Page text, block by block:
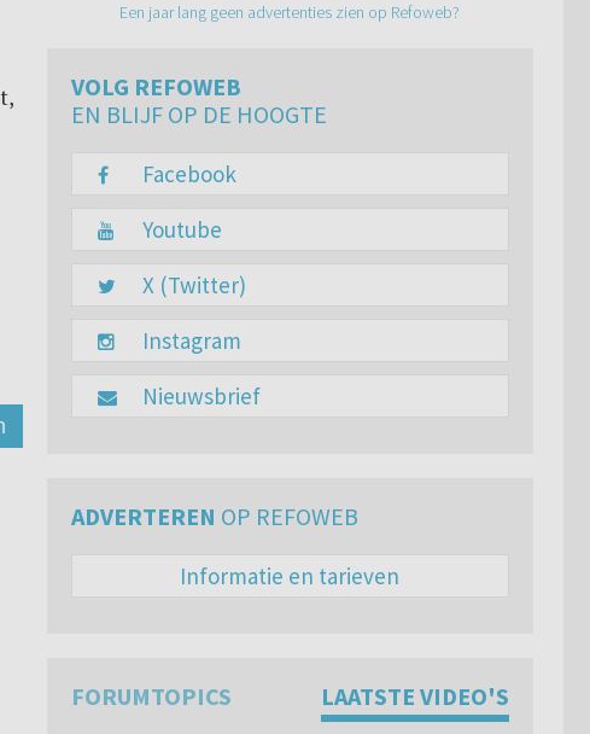
Een jaar lang geen advertenties zien op Refoweb?
VOLG REFOWEB
EN BLIJF OP DE HOOGTE
Facebook
Youtube
X (Twitter)
Instagram
Nieuwsbrief
ADVERTEREN OP REFOWEB
Informatie en tarieven
FORUMTOPICS LAATSTE VIDEO'S